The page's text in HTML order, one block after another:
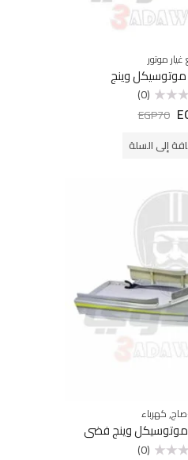
موتور
وينج
(0)
EGP70
إلى السلة
,كهرباء
وينج فضي
(0)